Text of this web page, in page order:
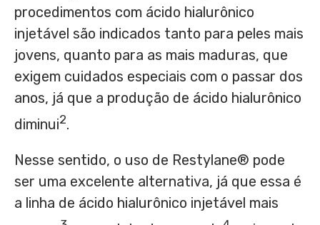
procedimentos com ácido hialurônico
injetável são indicados tanto para peles mais
jovens, quanto para as mais maduras, que
exigem cuidados especiais com o passar dos
anos, já que a produção de ácido hialurônico
diminui2.
Nesse sentido, o uso de Restylane® pode
ser uma excelente alternativa, já que essa é
a linha de ácido hialurônico injetável mais